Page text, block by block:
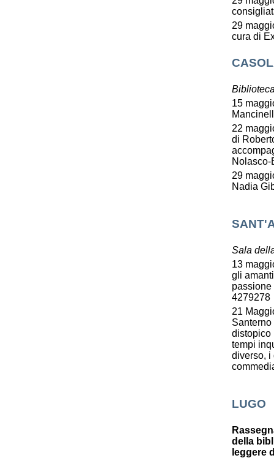
29
cura di
15
22
di
Nolasco-
29
Nadia
Sala
13
gli
passione
4279278
21
distopico
tempi
diverso, i
LUGO
della
leggere